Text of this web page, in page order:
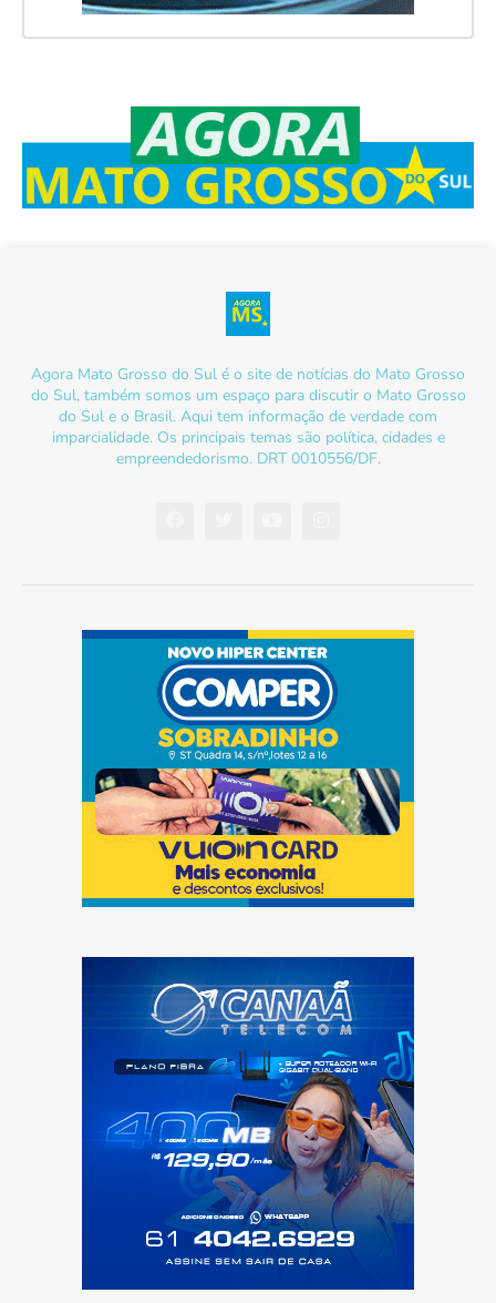
Agora Mato Grosso do Sul é o site de notícias do Mato Grosso
do Sul, também somos um espaço para discutir o Mato Grosso
do Sul e o Brasil. Aqui tem informação de verdade com
imparcialidade. Os principais temas são política, cidades e
empreendedorismo. DRT 0010556/DF.